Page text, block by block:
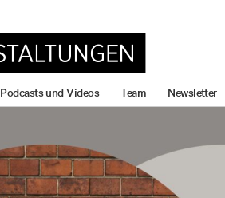
Podcasts und Videos Team Newsletter